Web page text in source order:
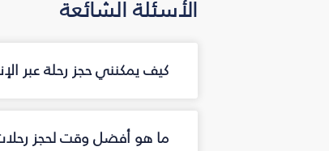
الأسئلة الشائعة
كيف يمكنني حجز رحلة عبر
ما هو أفضل وقت لحجز